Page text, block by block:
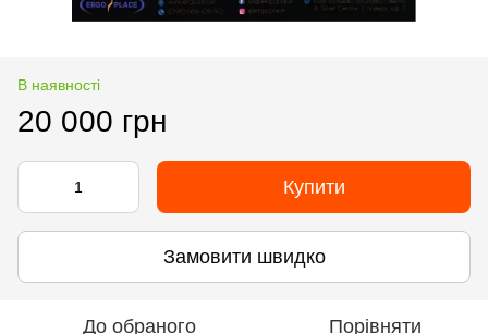
В наявності
20 000 грн
Купити
Замовити швидко
До обраного Порівняти